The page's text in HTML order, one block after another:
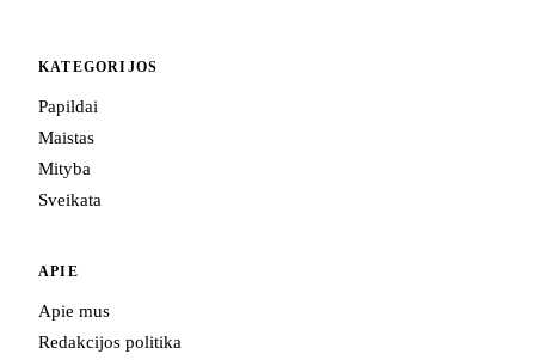
KATEGORIJOS
Papildai
Maistas
Mityba
Sveikata
APIE
Apie mus
Redakcijos politika